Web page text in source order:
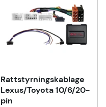
Rattstyrningskablage
Lexus/Toyota 10/6/20-
pin